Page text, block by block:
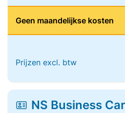
Geen maandelijkse kosten
Prijzen excl. btw
NS Business